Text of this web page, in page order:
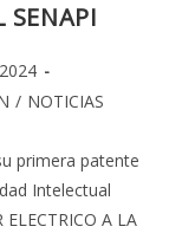
SENAPI
/ NOTICIAS
primera patente
Intelectual
A LA